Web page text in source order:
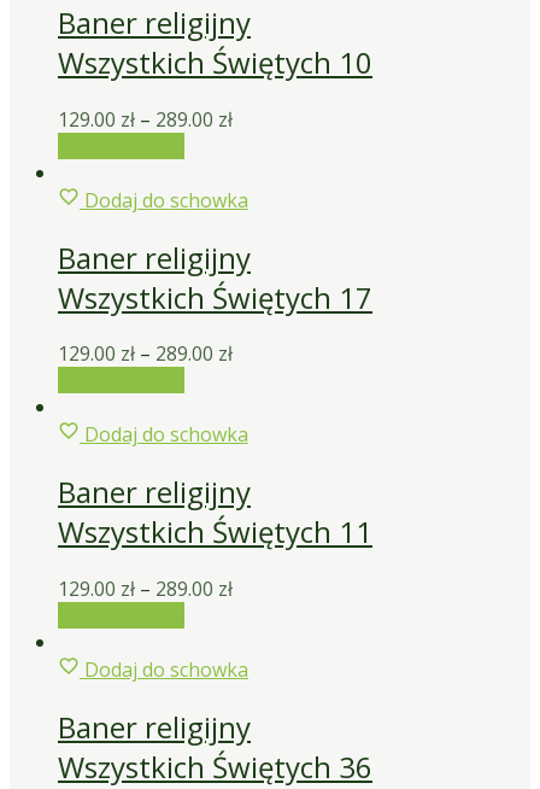
Baner religijny
Wszystkich Świętych 10
129.00 zł – 289.00 zł
Dodaj do schowka
Baner religijny
Wszystkich Świętych 17
129.00 zł – 289.00 zł
Dodaj do schowka
Baner religijny
Wszystkich Świętych 11
129.00 zł – 289.00 zł
Dodaj do schowka
Baner religijny
Wszystkich Świętych 36